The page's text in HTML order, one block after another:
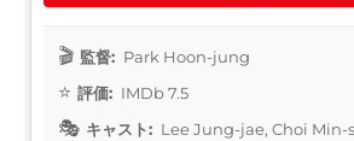
監督: Park Hoon-jung
評価: IMDb 7.5
キャスト: Lee Jung-jae, Choi Min-